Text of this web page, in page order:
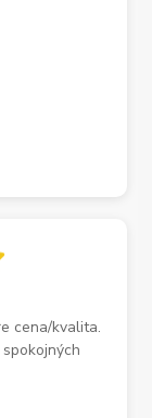
cena/kvalita.